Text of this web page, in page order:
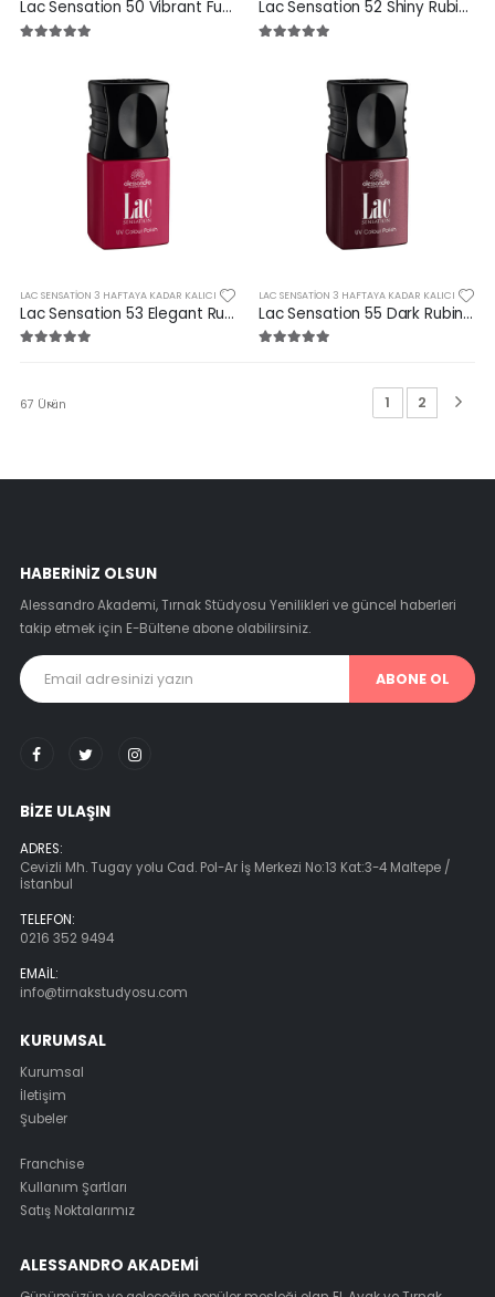
Lac Sensation 50 Vibrant Fuchsia 10 ml Lac Sensation 52 Shiny Rubin 10 ml
LAC SENSATION 3 HAFTAYA KADAR KALICI
Lac Sensation 53 Elegant Rubin 10 ml
LAC SENSATION 3 HAFTAYA KADAR KALICI
Lac Sensation 55 Dark Rubin 10 ml
67 Ürün 1 2
HABERINIZ OLSUN
Alessandro Akademi, Tırnak Stüdyosu Yenilikleri ve güncel haberleri
takip etmek için E-Bültene abone olabilirsiniz.
ABONE OL
BIZE ULAŞIN
ADRES:
Cevizli Mh. Tugay yolu Cad. Pol-Ar İş Merkezi No:13 Kat:3-4 Maltepe /
İstanbul
TELEFON:
0216 352 9494
EMAIL:
info@tirnakstudyosu.com
KURUMSAL
Kurumsal
İletişim
Şubeler
Franchise
Kullanım Şartları
Satış Noktalarımız
ALESSANDRO AKADEMI